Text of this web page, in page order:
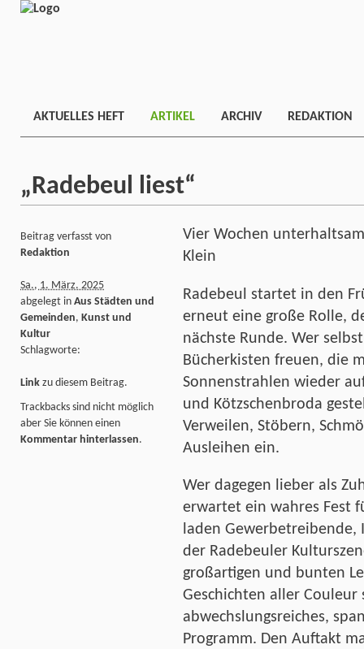
AKTUELLES HEFT ARTIKEL ARCHIV REDAKTION
„Radebeul liest“
Vier Wochen
Klein
Radebeul startet in den
erneut eine große Rolle,
nächste Runde. Wer
Bücherkisten freuen, die
Sonnenstrahlen wieder
und Kötzschenbroda
Verweilen, Stöbern,
Ausleihen ein.
Wer dagegen lieber als
erwartet ein wahres Fest
laden
der Radebeuler
großartigen und bunten
Geschichten aller Couleur
abwechslungsreiches,
Programm. Den Auftakt
Beitrag verfasst von
Redaktion
Sa., 1. März. 2025
abgelegt in Aus Städten und
Gemeinden, Kunst und
Kultur
Schlagworte:
Link zu diesem Beitrag.
Trackbacks sind nicht möglich
aber Sie können einen
Kommentar hinterlassen.